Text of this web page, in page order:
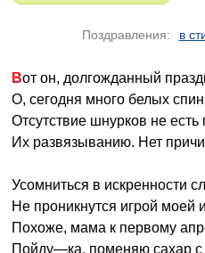
Поздравления: в
Вот он, долгожданный
О, сегодня много белых
Отсутствие шнурков не есть
Их развязыванию. Нет
Усомниться в искренности
Не проникнутся игрой моей
Похоже, мама к первому
Пойду—ка, поменяю сахар с